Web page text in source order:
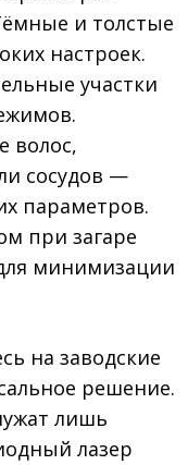
и толстые
настроек.
участки
волос,
сосудов —
параметров.
при загаре
минимизации
на заводские
решение.
лишь
лазер